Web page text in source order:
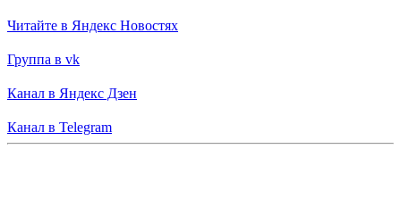
Читайте в Яндекс Новостях
Группа в vk
Канал в Яндекс Дзен
Канал в Telegram